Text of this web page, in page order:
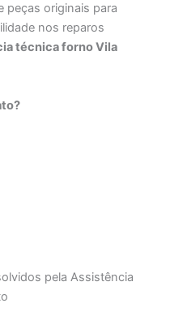
peças originais para
nos reparos
técnica forno Vila
pela Assistência